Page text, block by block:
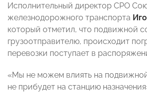
Исполнительный директор СРО
железнодорожного транспорта
который отметил, что подвижной
грузоотправителю, происходит
перевозки поступает в
«Мы не можем влиять на
не прибудет на станцию